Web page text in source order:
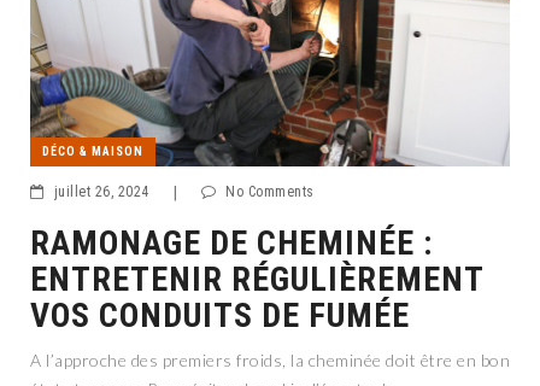
DÉCO & MAISON
juillet 26, 2024 No Comments
RAMONAGE DE CHEMINÉE :
ENTRETENIR RÉGULIÈREMENT
VOS CONDUITS DE FUMÉE
A l’approche des premiers froids, la cheminée doit être en bon